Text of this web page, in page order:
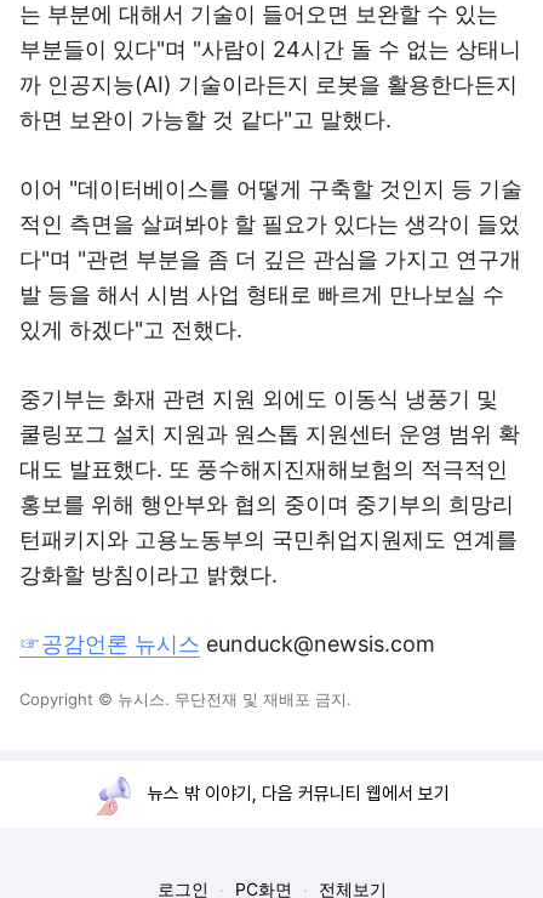
는 부분에 대해서 기술이 들어오면 보완할 수 있는
부분들이 있다"며 "사람이 24시간 돌 수 없는 상태니
까 인공지능(AI) 기술이라든지 로봇을 활용한다든지
하면 보완이 가능할 것 같다"고 말했다.
이어 "데이터베이스를 어떻게 구축할 것인지 등 기술
적인 측면을 살펴봐야 할 필요가 있다는 생각이 들었
다"며 "관련 부분을 좀 더 깊은 관심을 가지고 연구개
발 등을 해서 시범 사업 형태로 빠르게 만나보실 수
있게 하겠다"고 전했다.
중기부는 화재 관련 지원 외에도 이동식 냉풍기 및
쿨링포그 설치 지원과 원스톱 지원센터 운영 범위 확
대도 발표했다. 또 풍수해지진재해보험의 적극적인
홍보를 위해 행안부와 협의 중이며 중기부의 희망리
턴패키지와 고용노동부의 국민취업지원제도 연계를
강화할 방침이라고 밝혔다.
☞공감언론 뉴시스 eunduck@newsis.com
Copyright © 뉴시스. 무단전재 및 재배포 금지.
뉴스 밖 이야기, 다음 커뮤니티 웹에서 보기
로그인 PC화면 전체보기